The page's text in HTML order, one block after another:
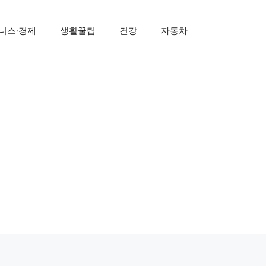
스·경제 생활꿀팁 건강 자동차